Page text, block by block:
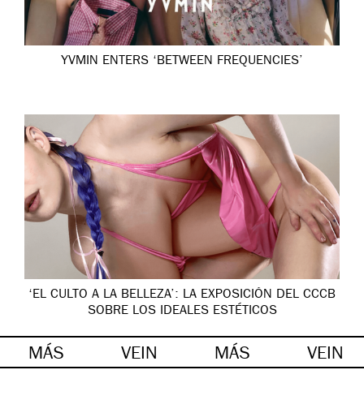
YVMIN ENTERS ‘BETWEEN FREQUENCIES’
‘EL CULTO A LA BELLEZA’: LA EXPOSICIÓN DEL CCCB
SOBRE LOS IDEALES ESTÉTICOS
MÁS VEIN MÁS VEIN